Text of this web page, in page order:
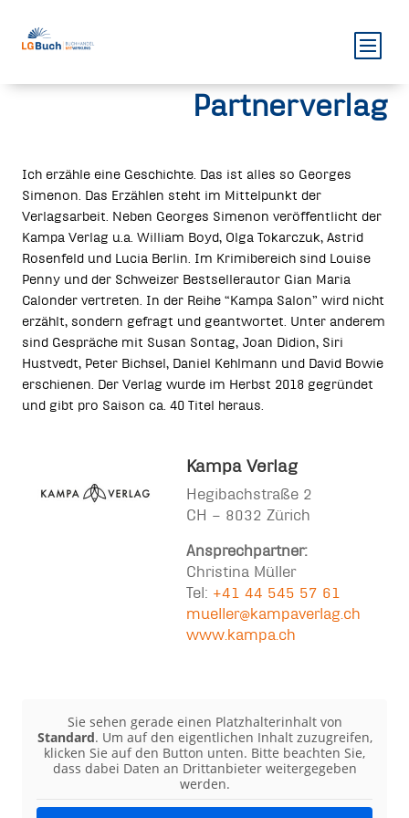
Partnerverlag
Ich erzähle eine Geschichte. Das ist alles so Georges
Simenon. Das Erzählen steht im Mittelpunkt der
Verlagsarbeit. Neben Georges Simenon veröffentlicht der
Kampa Verlag u.a. William Boyd, Olga Tokarczuk, Astrid
Rosenfeld und Lucia Berlin. Im Krimibereich sind Louise
Penny und der Schweizer Bestsellerautor Gian Maria
Calonder vertreten. In der Reihe “Kampa Salon” wird nicht
erzählt, sondern gefragt und geantwortet. Unter anderem
sind Gespräche mit Susan Sontag, Joan Didion, Siri
Hustvedt, Peter Bichsel, Daniel Kehlmann und David Bowie
erschienen. Der Verlag wurde im Herbst 2018 gegründet
und gibt pro Saison ca. 40 Titel heraus.
Kampa Verlag
Hegibachstraße 2
CH – 8032 Zürich
Ansprechpartner:
Christina Müller
Tel: +41 44 545 57 61
mueller@kampaverlag.ch
www.kampa.ch
Sie sehen gerade einen Platzhalterinhalt von
Standard. Um auf den eigentlichen Inhalt zuzugreifen,
klicken Sie auf den Button unten. Bitte beachten Sie,
dass dabei Daten an Drittanbieter weitergegeben
werden.